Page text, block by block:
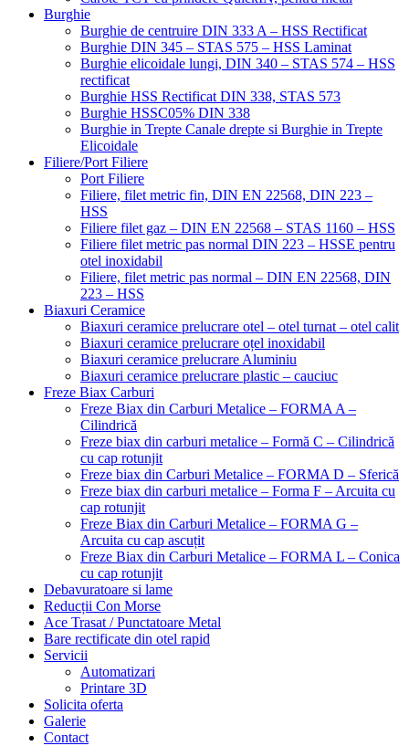
Burghie
Burghie de centruire DIN 333 A – HSS Rectificat
Burghie DIN 345 – STAS 575 – HSS Laminat
Burghie elicoidale lungi, DIN 340 – STAS 574 – HSS
rectificat
Burghie HSS Rectificat DIN 338, STAS 573
Burghie HSSC05% DIN 338
Burghie in Trepte Canale drepte si Burghie in Trepte
Elicoidale
Filiere/Port Filiere
Port Filiere
Filiere, filet metric fin, DIN EN 22568, DIN 223 –
HSS
Filiere filet gaz – DIN EN 22568 – STAS 1160 – HSS
Filiere filet metric pas normal DIN 223 – HSSE pentru
otel inoxidabil
Filiere, filet metric pas normal – DIN EN 22568, DIN
223 – HSS
Biaxuri Ceramice
Biaxuri ceramice prelucrare otel – otel turnat – otel calit
Biaxuri ceramice prelucrare oțel inoxidabil
Biaxuri ceramice prelucrare Aluminiu
Biaxuri ceramice prelucrare plastic – cauciuc
Freze Biax Carburi
Freze Biax din Carburi Metalice – FORMA A –
Cilindrică
Freze biax din carburi metalice – Formă C – Cilindrică
cu cap rotunjit
Freze biax din Carburi Metalice – FORMA D – Sferică
Freze biax din carburi metalice – Forma F – Arcuita cu
cap rotunjit
Freze Biax din Carburi Metalice – FORMA G –
Arcuita cu cap ascuțit
Freze Biax din Carburi Metalice – FORMA L – Conica
cu cap rotunjit
Debavuratoare si lame
Reducții Con Morse
Ace Trasat / Punctatoare Metal
Bare rectificate din otel rapid
Servicii
Automatizari
Printare 3D
Solicita oferta
Galerie
Contact